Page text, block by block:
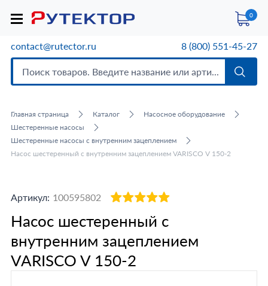
0
contact@rutector.ru 8 (800) 551-45-27
Главная страница Каталог
Насосное оборудование
Шестеренные насосы
Шестеренные насосы с внутренним зацеплением
Насос шестеренный с внутренним зацеплением VARISCO V 150-2
Артикул: 100595802
Насос шестеренный с
внутренним зацеплением
VARISCO V 150-2